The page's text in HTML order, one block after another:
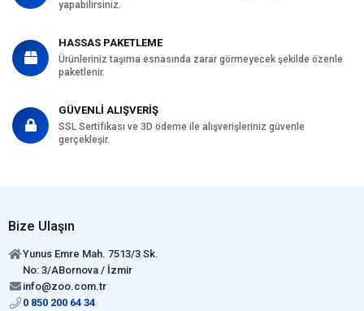
yapabilirsiniz.
HASSAS PAKETLEME
Ürünleriniz taşıma esnasında zarar görmeyecek şekilde özenle
paketlenir.
GÜVENLİ ALIŞVERİŞ
SSL Sertifikası ve 3D ödeme ile alışverişleriniz güvenle
gerçekleşir.
Bize Ulaşın
Yunus Emre Mah. 7513/3 Sk.
No: 3/ABornova / İzmir
info@zoo.com.tr
0 850 200 64 34